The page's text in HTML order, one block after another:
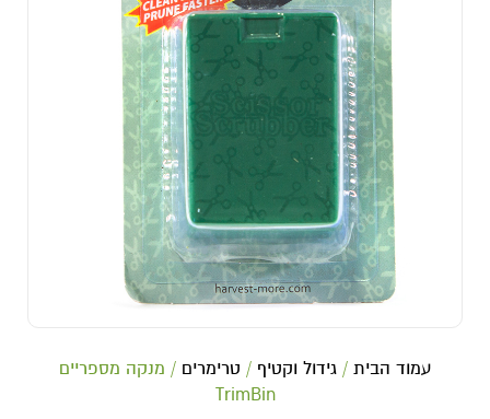
עמוד הבית / גידול וקטיף / טרימרים / מנקה מספריים
TrimBin